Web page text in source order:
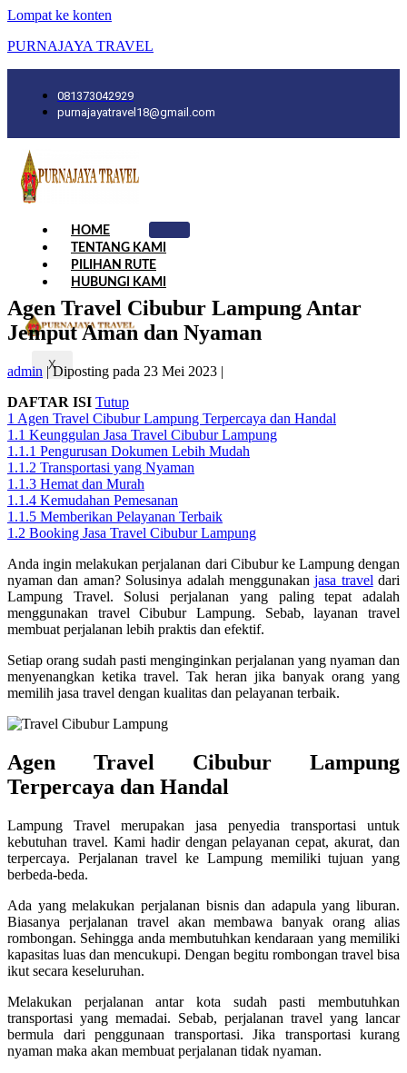
Lompat ke konten
PURNAJAYA TRAVEL
081373042929
purnajayatravel18@gmail.com
HOME
TENTANG KAMI
PILIHAN RUTE
HUBUNGI KAMI
X
Agen Travel Cibubur Lampung Antar
Jemput Aman dan Nyaman
admin |Diposting pada 23 Mei 2023 |
DAFTAR ISI Tutup
1 Agen Travel Cibubur Lampung Terpercaya dan Handal
1.1 Keunggulan Jasa Travel Cibubur Lampung
1.1.1 Pengurusan Dokumen Lebih Mudah
1.1.2 Transportasi yang Nyaman
1.1.3 Hemat dan Murah
1.1.4 Kemudahan Pemesanan
1.1.5 Memberikan Pelayanan Terbaik
1.2 Booking Jasa Travel Cibubur Lampung
Anda ingin melakukan perjalanan dari Cibubur ke Lampung dengan
nyaman dan aman? Solusinya adalah menggunakanjasa travel dari
Lampung Travel. Solusi perjalanan yang paling tepat adalah
menggunakan travel Cibubur Lampung. Sebab, layanan travel
membuat perjalanan lebih praktis dan efektif.
Setiap orang sudah pasti menginginkan perjalanan yang nyaman dan
menyenangkan ketika travel. Tak heran jika banyak orang yang
memilih jasa travel dengan kualitas dan pelayanan terbaik.
Agen Travel Cibubur Lampung
Terpercaya dan Handal
Lampung Travel merupakan jasa penyedia transportasi untuk
kebutuhan travel. Kami hadir dengan pelayanan cepat, akurat, dan
terpercaya. Perjalanan travel ke Lampung memiliki tujuan yang
berbeda-beda.
Ada yang melakukan perjalanan bisnis dan adapula yang liburan.
Biasanya perjalanan travel akan membawa banyak orang alias
rombongan. Sehingga anda membutuhkan kendaraan yang memiliki
kapasitas luas dan mencukupi. Dengan begitu rombongan travel bisa
ikut secara keseluruhan.
Melakukan perjalanan antar kota sudah pasti membutuhkan
transportasi yang memadai. Sebab, perjalanan travel yang lancar
bermula dari penggunaan transportasi. Jika transportasi kurang
nyaman maka akan membuat perjalanan tidak nyaman.